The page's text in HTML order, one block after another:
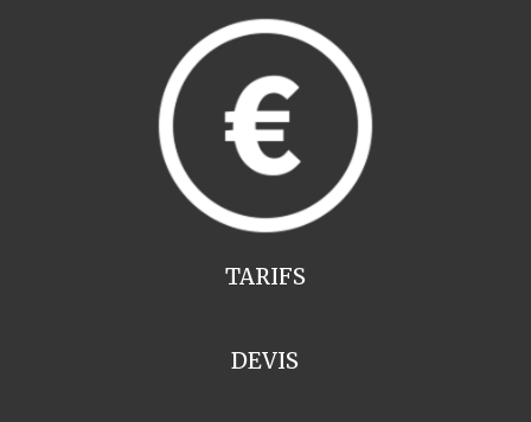
TARIFS
DEVIS